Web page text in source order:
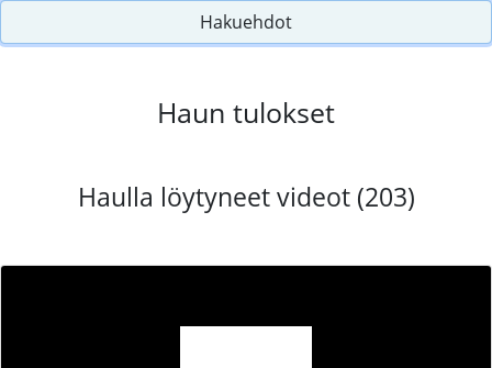
Hakuehdot
Haun tulokset
Haulla löytyneet videot (203)